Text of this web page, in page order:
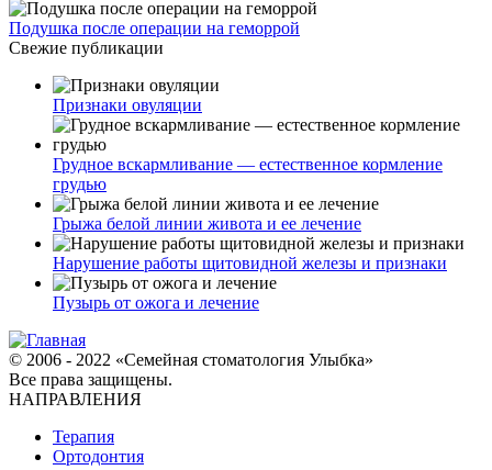
Подушка после операции на геморрой
Свежие публикации
Признаки овуляции
Грудное вскармливание — естественное кормление
грудью
Грыжа белой линии живота и ее лечение
Нарушение работы щитовидной железы и признаки
Пузырь от ожога и лечение
© 2006 - 2022 «Семейная стоматология Улыбка»
Все права защищены.
НАПРАВЛЕНИЯ
Терапия
Ортодонтия